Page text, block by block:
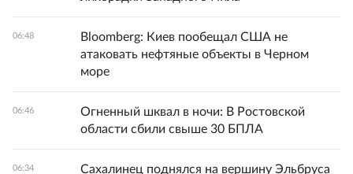
06:48
Bloomberg: Киев пообещал США не
атаковать нефтяные объекты в Черном
море
06:46
Огненный шквал в ночи: В Ростовской
области сбили свыше 30 БПЛА
06:34 Сахалинец поднялся на вершину Эльбруса